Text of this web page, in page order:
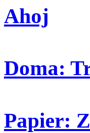
Ahoj
Doma:
Papier: